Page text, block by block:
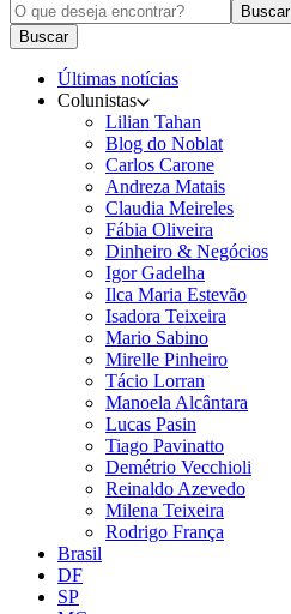
Buscar
Buscar
Últimas notícias
Colunistas
Lilian Tahan
Blog do Noblat
Carlos Carone
Andreza Matais
Claudia Meireles
Fábia Oliveira
Dinheiro & Negócios
Igor Gadelha
Ilca Maria Estevão
Isadora Teixeira
Mario Sabino
Mirelle Pinheiro
Tácio Lorran
Manoela Alcântara
Lucas Pasin
Tiago Pavinatto
Demétrio Vecchioli
Reinaldo Azevedo
Milena Teixeira
Rodrigo França
Brasil
DF
SP